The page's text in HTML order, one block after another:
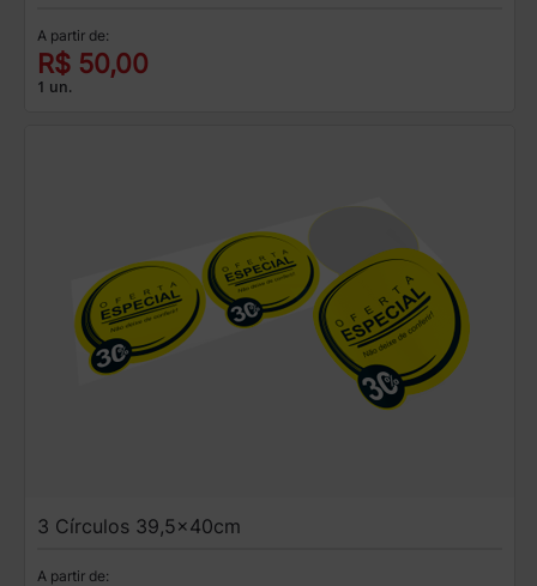
A partir de:
R$ 50,00
1 un.
3 Círculos 39,5x40cm
A partir de: